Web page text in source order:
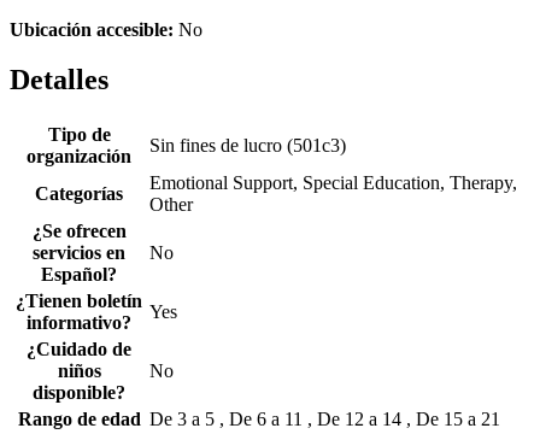
Ubicación accesible: No
Detalles
Tipo de
organización
Sin fines de lucro (501c3)
Categorías
Emotional Support, Special Education, Therapy,
Other
¿Se ofrecen
servicios en
Español?
No
¿Tienen boletín
informativo?
Yes
¿Cuidado de
niños
disponible?
No
Rango de edad De 3 a 5 , De 6 a 11 , De 12 a 14 , De 15 a 21